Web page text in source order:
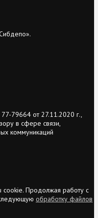
79664 от 27.11.2020 г.,
в сфере связи,
коммуникаций
cookie. Продолжая работу с
обработку файлов